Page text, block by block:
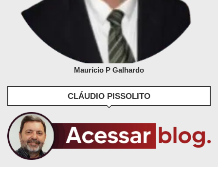
Maurício P Galhardo
CLÁUDIO PISSOLITO